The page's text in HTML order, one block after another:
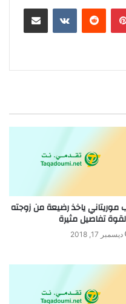
بينتيريست مشاركة عبر البريد
موريتاني ياخذ رضيعة من زوجته
تفاصيل مثيرة
ديسمبر 17, 2018